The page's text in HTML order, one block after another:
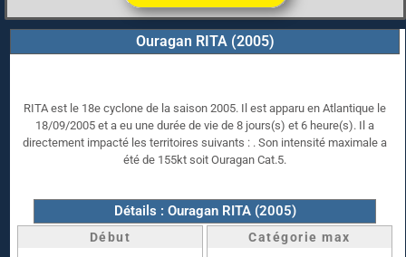
Ouragan RITA (2005)
RITA est le 18e cyclone de la saison 2005. Il est apparu en Atlantique le
18/09/2005 et a eu une durée de vie de 8 jours(s) et 6 heure(s). Il a
directement impacté les territoires suivants : . Son intensité maximale a
été de 155kt soit Ouragan Cat.5.
Détails : Ouragan RITA (2005)
Début Catégorie max